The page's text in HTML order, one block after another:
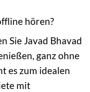
hören?
Sie Javad Bhavad
ganz ohne
es zum idealen
mit